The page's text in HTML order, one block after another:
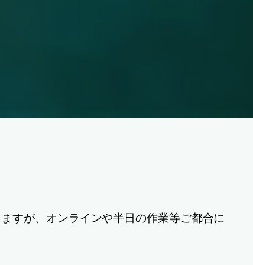
すが、オンラインや半日の作業等ご都合に